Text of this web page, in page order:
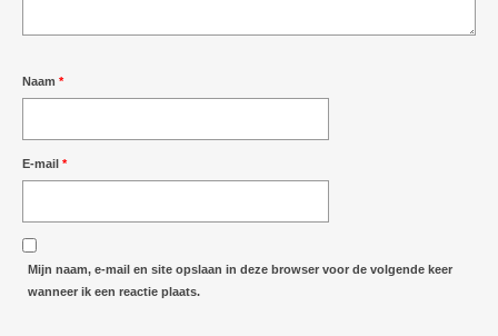
Naam *
E-mail *
Mijn naam, e-mail en site opslaan in deze browser voor de volgende keer
wanneer ik een reactie plaats.